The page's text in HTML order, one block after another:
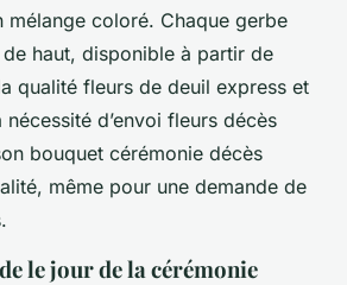
mélange coloré. Chaque gerbe
de haut, disponible à partir de
qualité fleurs de deuil express et
nécessité d’envoi fleurs décès
bouquet cérémonie décès
même pour une demande de
le jour de la cérémonie